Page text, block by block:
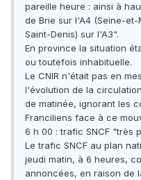
pareille heure : ainsi à
de Brie sur l'A4 (Seine-et-
Saint-Denis) sur l'A3".
En province la situation
ou toutefois inhabituelle.
Le CNIR n'était pas en
l'évolution de la
de matinée, ignorant les
Franciliens face à ce
6 h 00 : trafic SNCF "très
Le trafic SNCF au plan
jeudi matin, à 6 heures,
annoncées, en raison de